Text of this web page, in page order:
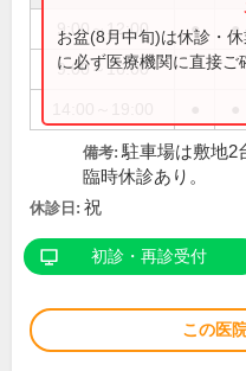
9:00～12:00 ● ●
9:00～16:00
お盆(8月中旬)は休診・
に必ず医療機関に直接ご
備考: 駐車場は敷地2
臨時休診あり。
休診日: 祝
初診・再診受付
この医